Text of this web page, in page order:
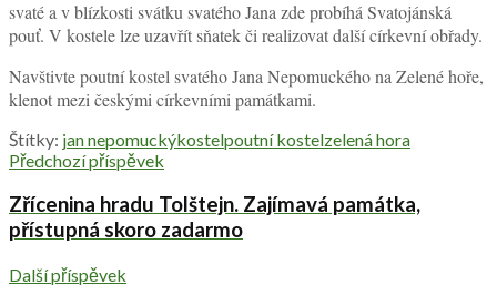
svaté a v blízkosti svátku svatého Jana zde probíhá Svatojánská
pouť. V kostele lze uzavřít sňatek či realizovat další církevní obřady.
Navštivte poutní kostel svatého Jana Nepomuckého na Zelené hoře,
klenot mezi českými církevními památkami.
Štítky: jan nepomuckýkostelpoutní kostelzelená hora
Předchozí příspěvek
Zřícenina hradu Tolštejn. Zajímavá památka,
přístupná skoro zadarmo
Další příspěvek